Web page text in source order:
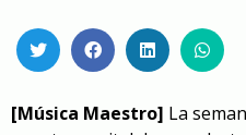
[Música Maestro] La